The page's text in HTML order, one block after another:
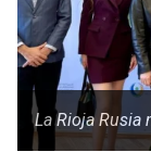
La Rioja Rusia